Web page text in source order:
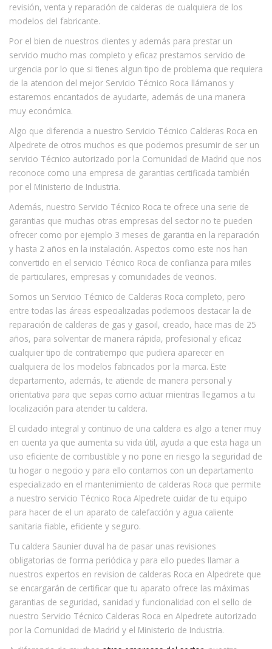
revisión, venta y reparación de calderas de cualquiera de los
modelos del fabricante.
Por el bien de nuestros clientes y además para prestar un
servicio mucho mas completo y eficaz prestamos servicio de
urgencia por lo que si tienes algun tipo de problema que requiera
de la atencion del mejor Servicio Técnico Roca llámanos y
estaremos encantados de ayudarte, además de una manera
muy económica.
Algo que diferencia a nuestro Servicio Técnico Calderas Roca en
Alpedrete de otros muchos es que podemos presumir de ser un
servicio Técnico autorizado por la Comunidad de Madrid que nos
reconoce como una empresa de garantias certificada también
por el Ministerio de Industria.
Además, nuestro Servicio Técnico Roca te ofrece una serie de
garantias que muchas otras empresas del sector no te pueden
ofrecer como por ejemplo 3 meses de garantia en la reparación
y hasta 2 años en la instalación. Aspectos como este nos han
convertido en el servicio Técnico Roca de confianza para miles
de particulares, empresas y comunidades de vecinos.
Somos un Servicio Técnico de Calderas Roca completo, pero
entre todas las áreas especializadas podemoos destacar la de
reparación de calderas de gas y gasoil, creado, hace mas de 25
años, para solventar de manera rápida, profesional y eficaz
cualquier tipo de contratiempo que pudiera aparecer en
cualquiera de los modelos fabricados por la marca. Este
departamento, además, te atiende de manera personal y
orientativa para que sepas como actuar mientras llegamos a tu
localización para atender tu caldera.
El cuidado integral y continuo de una caldera es algo a tener muy
en cuenta ya que aumenta su vida útil, ayuda a que esta haga un
uso eficiente de combustible y no pone en riesgo la seguridad de
tu hogar o negocio y para ello contamos con un departamento
especializado en el mantenimiento de calderas Roca que permite
a nuestro servicio Técnico Roca Alpedrete cuidar de tu equipo
para hacer de el un aparato de calefacción y agua caliente
sanitaria fiable, eficiente y seguro.
Tu caldera Saunier duval ha de pasar unas revisiones
obligatorias de forma periódica y para ello puedes llamar a
nuestros expertos en revision de calderas Roca en Alpedrete que
se encargarán de certificar que tu aparato ofrece las máximas
garantias de seguridad, sanidad y funcionalidad con el sello de
nuestro Servicio Técnico Calderas Roca en Alpedrete autorizado
por la Comunidad de Madrid y el Ministerio de Industria.